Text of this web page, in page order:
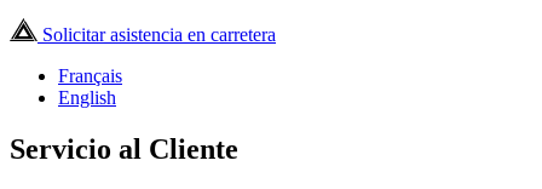
Solicitar asistencia en carretera
Français
English
Servicio al Cliente